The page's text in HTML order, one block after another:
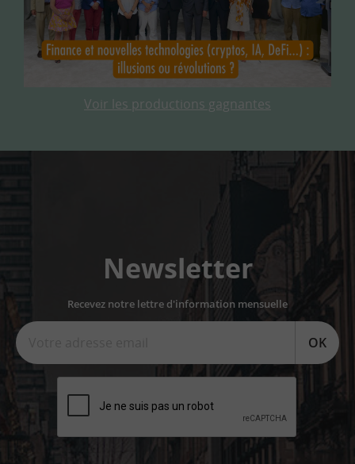
Voir les productions gagnantes
Newsletter
Recevez notre lettre d'information mensuelle
OK